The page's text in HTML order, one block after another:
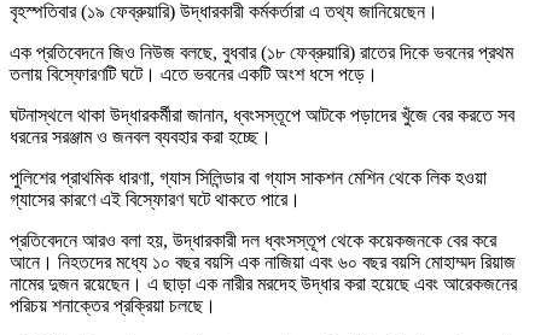
বৃহস্পতিবার (১৯ ফেব্রুয়ারি) উদ্ধারকারী কর্মকর্তারা এ তথ্য জানিয়েছেন।
এক প্রতিবেদনে জিও নিউজ বলছে, বুধবার (১৮ ফেব্রুয়ারি) রাতের দিকে ভবনের প্রথম
তলায় বিস্ফোরণটি ঘটে। এতে ভবনের একটি অংশ ধসে পড়ে।
ঘটনাস্থলে থাকা উদ্ধারকর্মীরা জানান, ধ্বংসস্তূপে আটকে পড়াদের খুঁজে বের করতে সব
ধরনের সরঞ্জাম ও জনবল ব্যবহার করা হচ্ছে।
পুলিশের প্রাথমিক ধারণা, গ্যাস সিলিন্ডার বা গ্যাস সাকশন মেশিন থেকে লিক হওয়া
গ্যাসের কারণে এই বিস্ফোরণ ঘটে থাকতে পারে।
প্রতিবেদনে আরও বলা হয়, উদ্ধারকারী দল ধ্বংসস্তূপ থেকে কয়েকজনকে বের করে
আনে। নিহতদের মধ্যে ১০ বছর বয়সি এক নাজিয়া এবং ৬০ বছর বয়সি মোহাম্মদ রিয়াজ
নামের দুজন রয়েছেন। এ ছাড়া এক নারীর মরদেহ উদ্ধার করা হয়েছে এবং আরেকজনের
পরিচয় শনাক্তের প্রক্রিয়া চলছে।